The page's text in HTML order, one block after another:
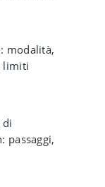
modalità,
limiti
di
passaggi,